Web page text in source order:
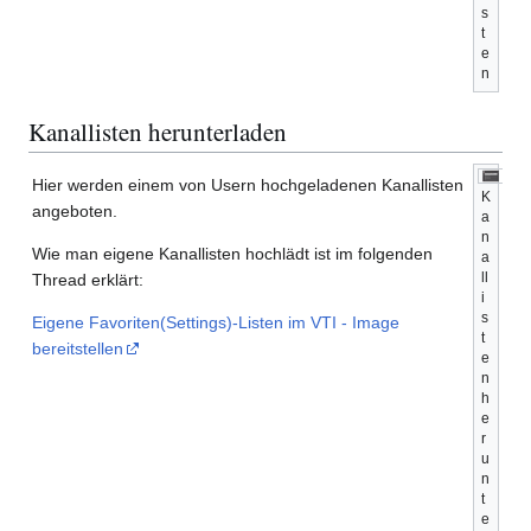
s
t
e
n
Kanallisten herunterladen
Hier werden einem von Usern hochgeladenen Kanallisten
angeboten.
Wie man eigene Kanallisten hochlädt ist im folgenden
Thread erklärt:
Eigene Favoriten(Settings)-Listen im VTI - Image
bereitstellen
K
a
n
a
ll
i
s
t
e
n
h
e
r
u
n
t
e